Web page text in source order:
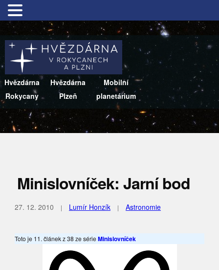
Hvězdárna
Rokycany
Hvězdárna
Plzeň
Mobilní
planetárium
Minislovníček: Jarní bod
27. 12. 2010 Lumír Honzík Astronomie
Toto je 11. článek z 38 ze sérieMinislovníček